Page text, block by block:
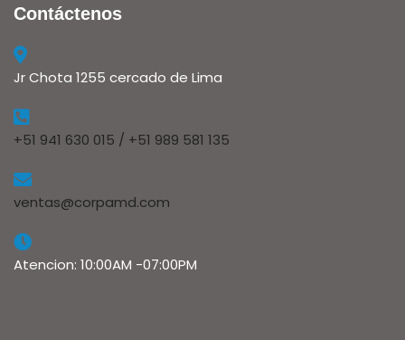
Contáctenos
Jr Chota 1255 cercado de Lima
+51 941 630 015 / +51 989 581 135
ventas@corpamd.com
Atencion: 10:00AM -07:00PM